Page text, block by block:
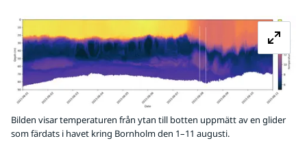
Bilden visar temperaturen från ytan till botten uppmätt av en glider
som färdats i havet kring Bornholm den 1–11 augusti.